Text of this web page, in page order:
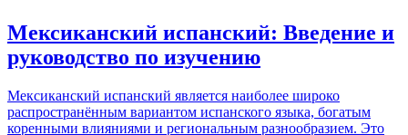
Мексиканский испанский: Введение и
руководство по изучению
Мексиканский испанский является наиболее широко
распространённым вариантом испанского языка, богатым
коренными влияниями и региональным разнообразием. Это